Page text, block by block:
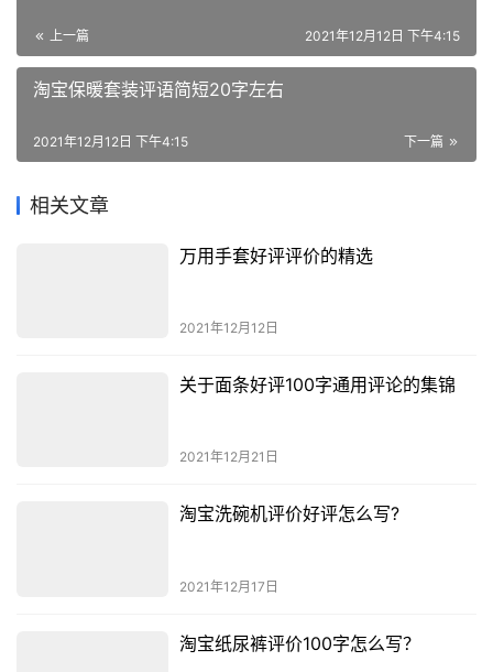
上一篇 2021年12月12日 下午4:15
淘宝保暖套装评语简短20字左右
下一篇
2021年12月12日 下午4:15
相关文章
万用手套好评评价的精选
2021年12月12日
关于面条好评100字通用评论的集锦
2021年12月21日
淘宝洗碗机评价好评怎么写?
2021年12月17日
淘宝纸尿裤评价100字怎么写？